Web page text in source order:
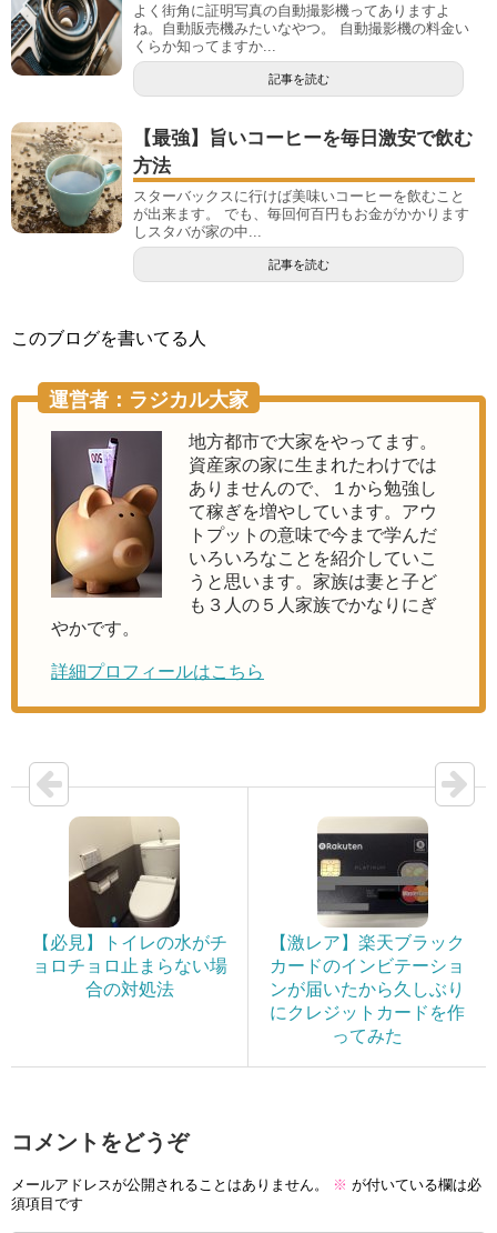
よく街角に証明写真の自動撮影機ってありますよ
ね。自動販売機みたいなやつ。 自動撮影機の料金い
くらか知ってますか...
記事を読む
【最強】旨いコーヒーを毎日激安で飲む
方法
スターバックスに行けば美味いコーヒーを飲むこと
が出来ます。 でも、毎回何百円もお金がかかります
しスタバが家の中...
記事を読む
このブログを書いてる人
運営者：ラジカル大家
地方都市で大家をやってます。
資産家の家に生まれたわけでは
ありませんので、１から勉強し
て稼ぎを増やしています。アウ
トプットの意味で今まで学んだ
いろいろなことを紹介していこ
うと思います。家族は妻と子ど
も３人の５人家族でかなりにぎ
やかです。
詳細プロフィールはこちら
【必見】トイレの水がチ
ョロチョロ止まらない場
合の対処法
【激レア】楽天ブラック
カードのインビテーショ
ンが届いたから久しぶり
にクレジットカードを作
ってみた
コメントをどうぞ
メールアドレスが公開されることはありません。 ※ が付いている欄は必
須項目です